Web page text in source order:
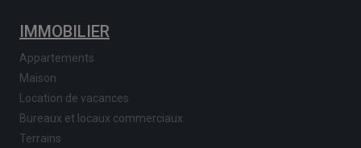
IMMOBILIER
Appartements
Maison
Location de vacances
Bureaux et locaux commerciaux
Terrains